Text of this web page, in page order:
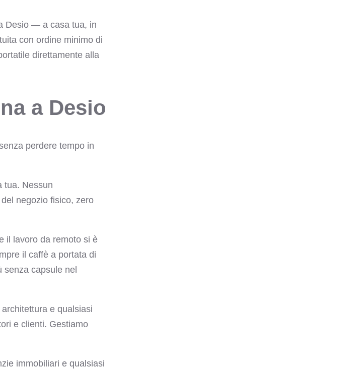
Desio — a casa tua, in
con ordine minimo di
direttamente alla
a Desio
perdere tempo in
tua. Nessun
negozio fisico, zero
il lavoro da remoto si è
il caffè a portata di
senza capsule nel
e qualsiasi
e clienti. Gestiamo
immobiliari e qualsiasi